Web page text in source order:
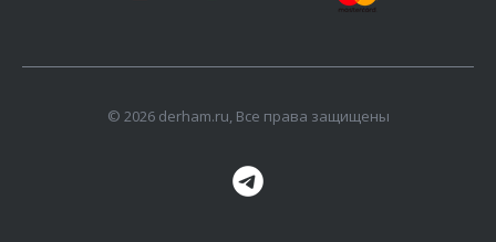
© 2026 derham.ru, Все права защищены